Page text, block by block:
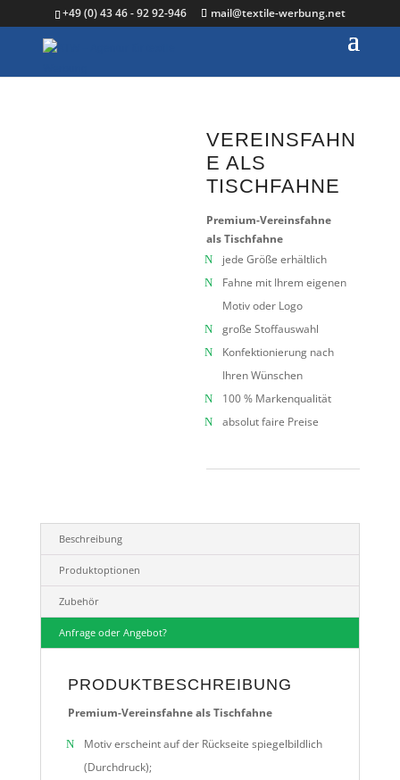
+49 (0) 43 46 - 92 92-946 mail@textile-werbung.net
VEREINSFAHN
E ALS
TISCHFAHNE
Premium-Vereinsfahne
als Tischfahne
jede Größe erhältlich
Fahne mit Ihrem eigenen
Motiv oder Logo
große Stoffauswahl
Konfektionierung nach
Ihren Wünschen
100 % Markenqualität
absolut faire Preise
Beschreibung
Produktoptionen
Zubehör
Anfrage oder Angebot?
PRODUKTBESCHREIBUNG
Premium-Vereinsfahne als Tischfahne
Motiv erscheint auf der Rückseite spiegelbildlich
(Durchdruck);